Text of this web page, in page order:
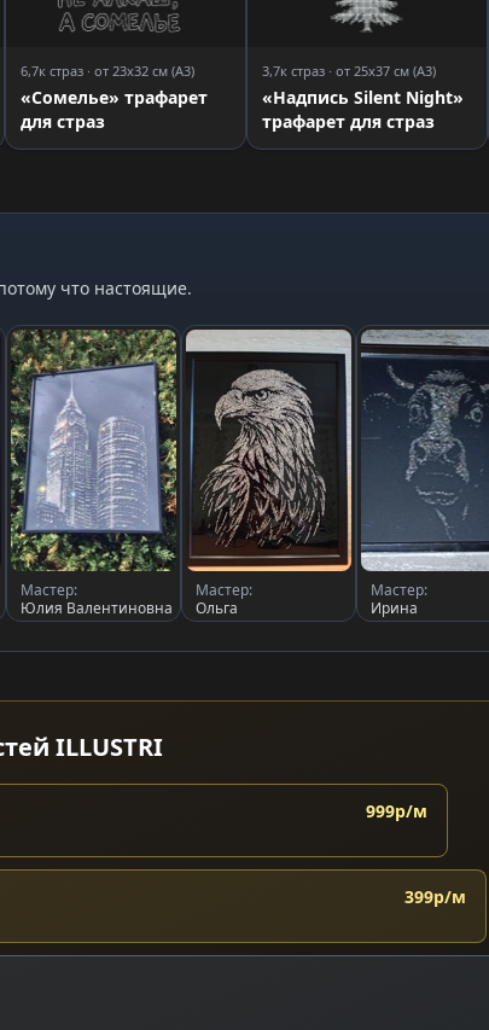
6,7к страз · от 23x32 см (A3)
«Сомелье» трафарет
для страз
3,7к страз · от 25x37 см (A3)
«Надпись Silent Night»
трафарет для страз
что настоящие.
Мастер:
Юлия Валентиновна
Мастер:
Ольга
Мастер:
Ирина
ILLUSTRI
999р/м
399р/м